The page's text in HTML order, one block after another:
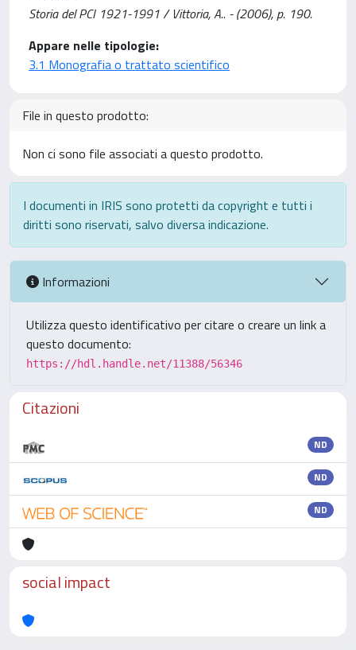
Storia del PCI 1921-1991 / Vittoria, A.. - (2006), p. 190.
Appare nelle tipologie:
3.1 Monografia o trattato scientifico
File in questo prodotto:
Non ci sono file associati a questo prodotto.
I documenti in IRIS sono protetti da copyright e tutti i
diritti sono riservati, salvo diversa indicazione.
Informazioni
Utilizza questo identificativo per citare o creare un link a
questo documento:
https://hdl.handle.net/11388/56346
Citazioni
ND
ND
ND
social impact